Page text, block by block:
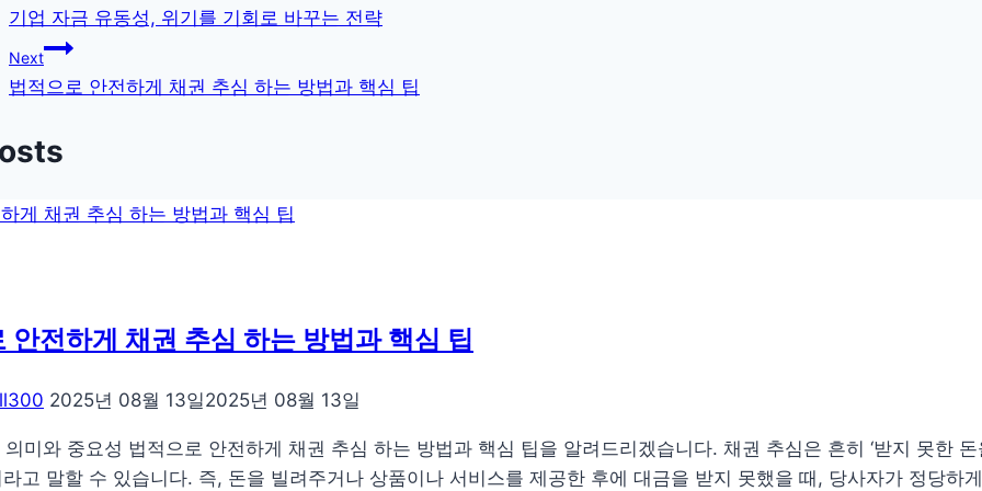
탐
색
기업 자금 유동성, 위기를 기회로 바꾸는 전략
Next
법적으로 안전하게 채권 추심 하는 방법과 핵심 팁
안전하게 채권 추심 하는 방법과 핵심 팁
2025년 08월 13일2025년 08월 13일
미와 중요성 법적으로 안전하게 채권 추심 하는 방법과 핵심 팁을 알려드리겠습니다. 채권 추심은 흔히 ‘받지 못한 돈
라고 말할 수 있습니다. 즉, 돈을 빌려주거나 상품이나 서비스를 제공한 후에 대금을 받지 못했을 때, 당사자가 정당하